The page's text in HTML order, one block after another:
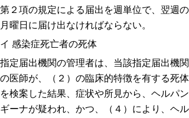
第２項の規定による届出を週単位で、翌週の
月曜日に届け出なければならない。
イ 感染症死亡者の死体
指定届出機関の管理者は、当該指定届出機関
の医師が、（２）の臨床的特徴を有する死体
を検案した結果、症状や所見から、ヘルパン
ギーナが疑われ、かつ、（４）により、ヘル